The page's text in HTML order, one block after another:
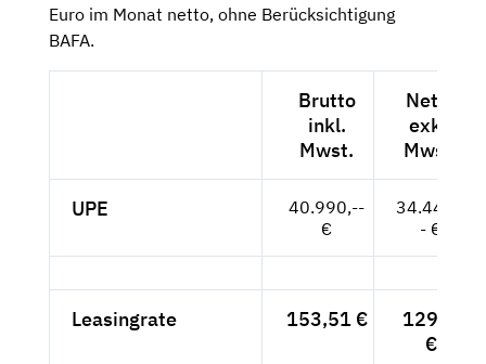
Euro im Monat netto, ohne Berücksichtigung
BAFA.
Brutto
inkl.
Mwst.
Netto
exkl.
Mwst.
UPE
40.990,--
€
34.445,-
- €
Leasingrate 153,51 €
129,--
€